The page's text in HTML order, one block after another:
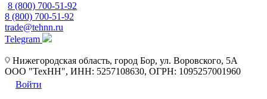
8 (800) 700-51-92
8 (800) 700-51-92
trade@tehnn.ru
Telegram
Нижегородская область, город Бор, ул. Воровского, 5А
ООО "ТехНН", ИНН: 5257108630, ОГРН: 1095257001960
Войти